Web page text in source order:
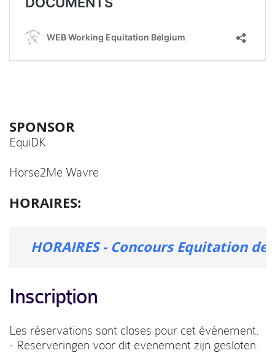
SPONSOR
EquiDK
Horse2Me Wavre
HORAIRES:
HORAIRES - Concours Equitation
Inscription
Les réservations sont closes pour cet événement.
- Reserveringen voor dit evenement zijn gesloten.